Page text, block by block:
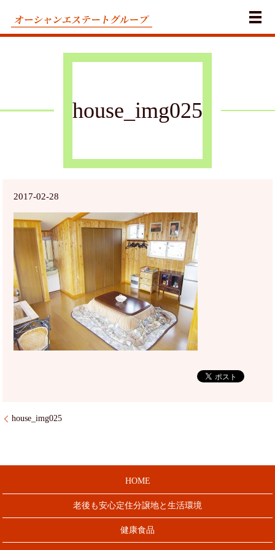
メ
house_img025
2017-02-28
house_img025
HOME
老後も安心定住分譲地と生活環境
健康食品